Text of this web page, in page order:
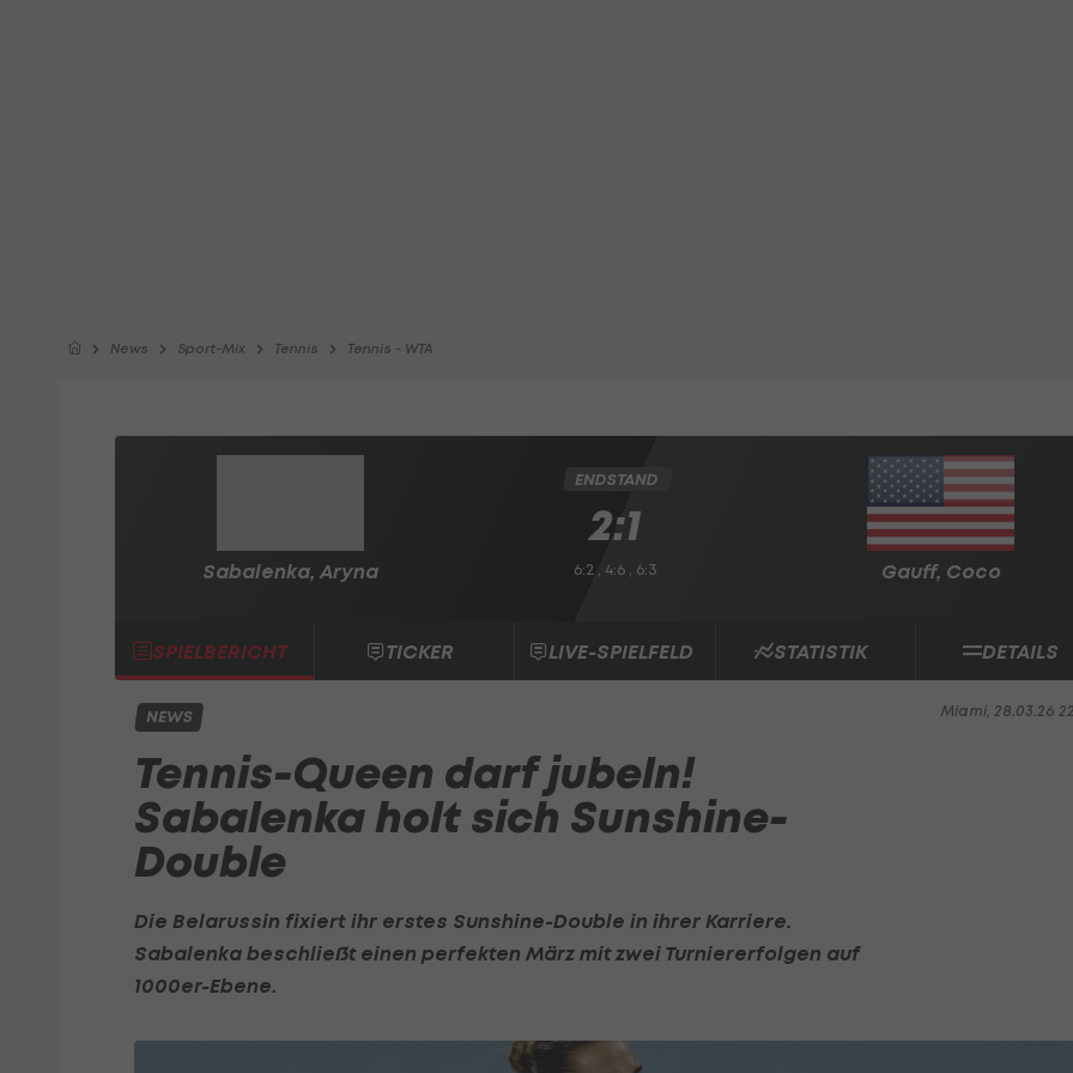
News Sport-Mix Tennis Tennis - WTA
Sabalenka, Aryna Gauff, Coco
ENDSTAND
2:1
6:2 , 4:6 , 6:3
SPIELBERICHT TICKER LIVE-SPIELFELD STATISTIK DETAILS
Miami, 28.03.26
NEWS
Tennis-Queen darf jubeln!
Sabalenka holt sich Sunshine-
Double
Die Belarussin fixiert ihr erstes Sunshine-Double in ihrer Karriere.
Sabalenka beschließt einen perfekten März mit zwei Turniererfolgen auf
1000er-Ebene.